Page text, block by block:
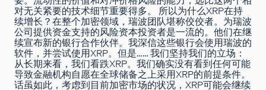
对无关紧要的技术细节重要得多。 所以为什么XRP在持
续增长？在整个加密领域，瑞波团队堪称佼佼者。为瑞波
公司提供资金支持的风险资本投资者是一流的。他们在继
续宣布新的银行合作伙伴。我深信这些银行会使用瑞波的
软件，并尝试使用XRP。但是…… 我们坚持我们的立场：
从长期来看，我们看跌XRP。我们确实没有看到任何可能
导致金融机构自愿在全球储备之上采用XRP的前提条件。
话虽如此，考虑到目前加密市场的状况，XRP可能会继续